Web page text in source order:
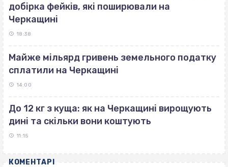
добірка фейків, які поширювали на
Черкащині
18:38
Майже мільярд гривень земельного податку
сплатили на Черкащині
14:00
До 12 кг з куща: як на Черкащині вирощують
дині та скільки вони коштують
11:15
КОМЕНТАРІ